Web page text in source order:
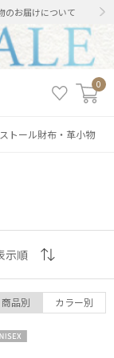
のお届けについて
0
トール財布・革小物
示順
商品別 カラー別